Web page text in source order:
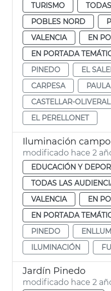
TURISMO
POBLES NORD
VALENCIA
EN
EN PORTADA
PINEDO
EL
CARPESA
CASTELLAR-OLIVERAL
EL PERELLONET
Iluminación
modificado hace 2
EDUCACIÓN Y
TODAS LAS
VALENCIA
EN
EN PORTADA
PINEDO
ILUMINACIÓN
Jardín Pinedo
modificado hace 2